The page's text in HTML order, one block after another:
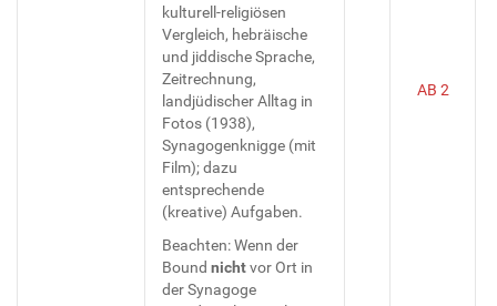
kulturell-religiösen
Vergleich, hebräische
und jiddische Sprache,
Zeitrechnung,
landjüdischer Alltag in
Fotos (1938),
Synagogenknigge (mit
Film); dazu
entsprechende
(kreative) Aufgaben.
Beachten: Wenn der
Bound nichtvor Ort in
der Synagoge
AB 2